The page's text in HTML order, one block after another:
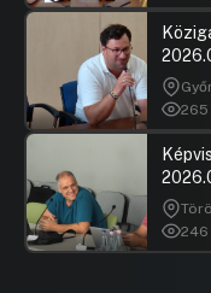
265
246